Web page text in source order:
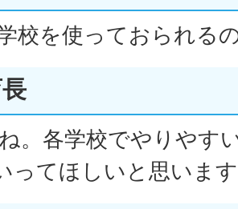
校を使っておられる
。各学校でやりやす
ってほしいと思いま